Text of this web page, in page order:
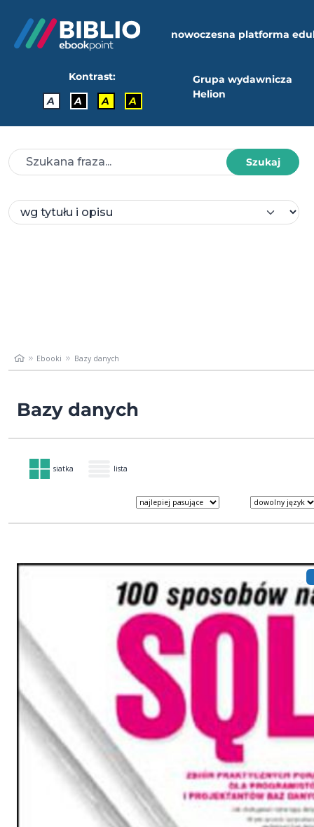
nowoczesna platforma
Kontrast:
A
A A A
Grupa wydawnicza
Helion
Szukaj
Ebooki Bazy danych
Bazy danych
siatka lista